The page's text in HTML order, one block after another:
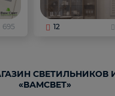
695 12
СВЕТИЛЬНИКОВ
«ВАМСВЕТ»